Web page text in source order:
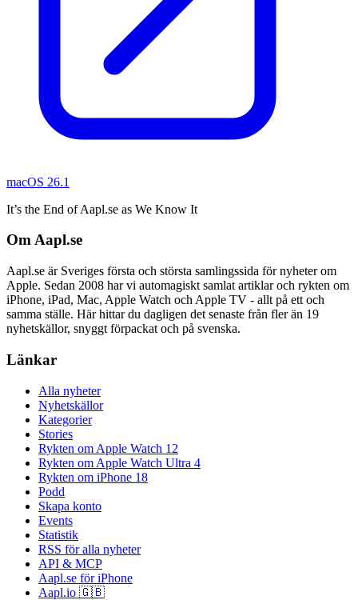
macOS 26.1
It’s the End of Aapl.se as We Know It
Om Aapl.se
Aapl.se är Sveriges första och största samlingssida för nyheter om
Apple. Sedan 2008 har vi automagiskt samlat artiklar och rykten om
iPhone, iPad, Mac, Apple Watch och Apple TV - allt på ett och
samma ställe. Här hittar du dagligen det senaste från fler än 19
nyhetskällor, snyggt förpackat och på svenska.
Länkar
Alla nyheter
Nyhetskällor
Kategorier
Stories
Rykten om Apple Watch 12
Rykten om Apple Watch Ultra 4
Rykten om iPhone 18
Podd
Skapa konto
Events
Statistik
RSS för alla nyheter
API & MCP
Aapl.se för iPhone
Aapl.io 🇬🇧